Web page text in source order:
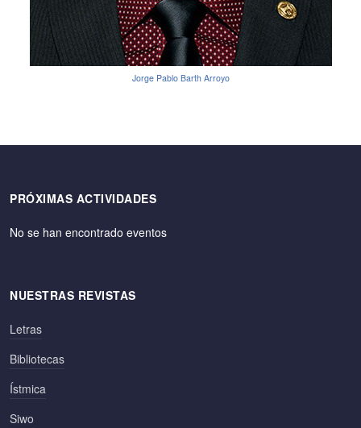
Jorge Pablo Barth Arroyo
PRÓXIMAS ACTIVIDADES
No se han encontrado eventos
NUESTRAS REVISTAS
Letras
Bibliotecas
Ístmica
Siwo